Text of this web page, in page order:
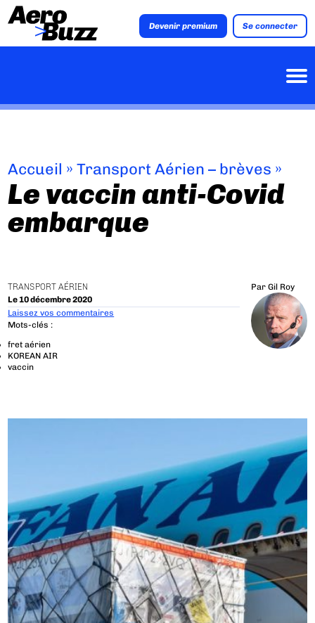
Devenir premium Se connecter
Accueil »Transport Aérien – brèves »
Le vaccin anti-Covid
embarque
TRANSPORT AÉRIEN
Le 10 décembre 2020
Par Gil Roy
Laissez vos commentaires
Mots-clés :
fret aérien
KOREAN AIR
vaccin